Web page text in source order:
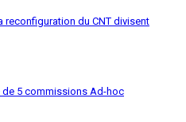
reconfiguration du CNT divisent
de 5 commissions Ad-hoc